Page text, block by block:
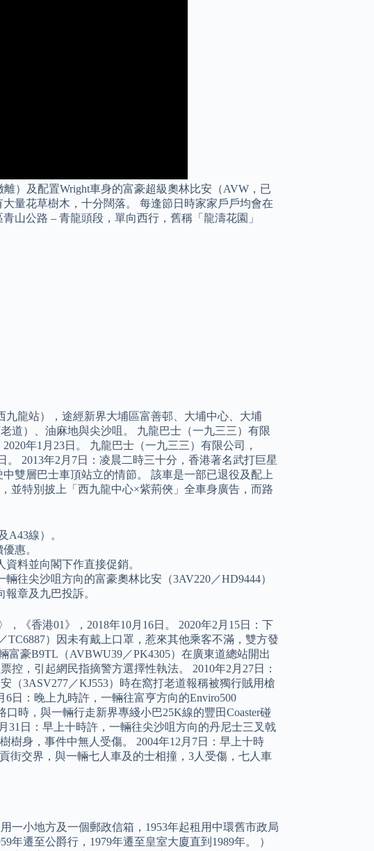
）及配置Wright車身的富豪超級奧林比安（AVW，已
量花草樹木，十分闊落。 每逢節日時家家戶戶均會在
山公路 – 青龍頭段，單向西行，舊稱「龍濤花園」
龍站），途經新界大埔區富善邨、大埔中心、大埔
道）、油麻地與尖沙咀。 九龍巴士（一九三三）有限
年1月23日。 九龍巴士（一九三三）有限公司，
。 2013年2月7日：凌晨二時三十分，香港著名武打巨星
雙層巴士車頂站立的情節。 該車是一部已退役及配上
並特別披上「西九龍中心×紫荊俠」全車身廣告，而路
A43線）。
惠。
料並向閣下作直接促銷。
往尖沙咀方向的富豪奧林比安（3AV220／HD9444）
章及九巴投訴。
《香港01》，2018年10月16日。 2020年2月15日：下
）因未有戴上口罩，惹來其他乘客不滿，雙方發
富豪B9TL（AVBWU39／PK4305）在廣東道總站開出
，引起網民指摘警方選擇性執法。 2010年2月27日：
（3ASV277／KJ553）時在窩打老道報稱被獨行賊用槍
日：晚上九時許，一輛往富亨方向的Enviro500
時，與一輛行走新界專綫小巴25K線的豐田Coaster碰
31日：早上十時許，一輛往尖沙咀方向的丹尼士三叉戟
樹身，事件中無人受傷。 2004年12月7日：早上十時
街交界，與一輛七人車及的士相撞，3人受傷，七人車
一小地方及一個郵政信箱，1953年起租用中環舊市政局
年遷至公爵行，1979年遷至皇室大廈直到1989年。 ）